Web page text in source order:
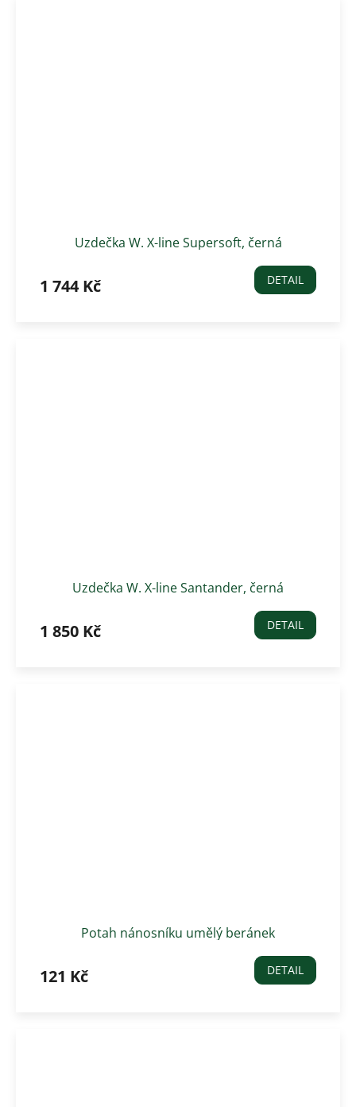
Uzdečka W. X-line Supersoft, černá
1 744 Kč DETAIL
Uzdečka W. X-line Santander, černá
1 850 Kč DETAIL
Potah nánosníku umělý beránek
121 Kč DETAIL